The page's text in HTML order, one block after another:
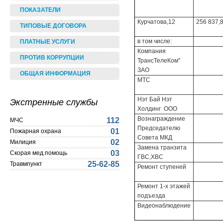
ПОКАЗАТЕЛИ
ТИПОВЫЕ ДОГОВОРА
ПЛАТНЫЕ УСЛУГИ
ПРОТИВ КОРРУПЦИИ
ОБЩАЯ ИНФОРМАЦИЯ
Экстренные службы
МЧС 112
Пожарная охрана 01
Милиция 02
Скорая мед.помощь 03
Травмпункт 25-62-85
Курчатова,12 256
в том числе:
Компания
ТрансТелеКом"
ЗАО
МТС
Нэт Бай Нэт
Холдинг ООО
Вознаграждение
Председателю
Совета МКД
Замена транзита
ГВС,ХВС
Ремонт ступеней
Ремонт 1-х этажей
подъезда
Видеонаблюдение